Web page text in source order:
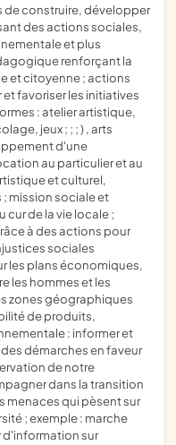
des actions sociales,
et plus
renforçant la
et citoyenne ; actions
favoriser les initiatives
: atelier artistique,
jeux ; ; ; ) , arts
d'une
au particulier et au
et culturel,
mission sociale et
de la vie locale ;
à des actions pour
sociales
les plans économiques,
les hommes et les
zones géographiques
de produits,
: informer et
démarches en faveur
de notre
dans la transition
menaces qui pèsent sur
; exemple : marche
d'information sur